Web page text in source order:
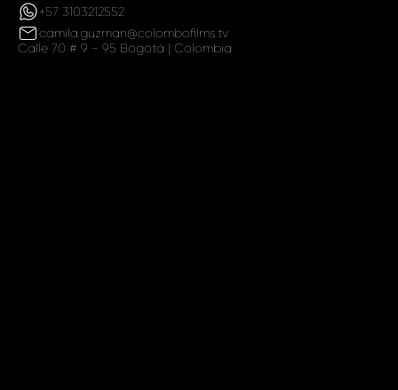
+57 3103212552
camila.guzman@colombofilms.tv
Calle 70 # 9 - 95 Bogotá | Colombia